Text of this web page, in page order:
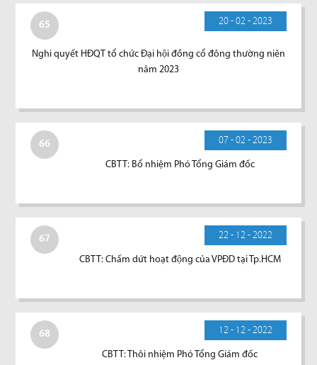
65 20 - 02 - 2023
Nghi quyết HĐQT tổ chức Đại hội đồng cổ đông thường niên
năm 2023
66 07 - 02 - 2023
CBTT: Bổ nhiệm Phó Tổng Giám đốc
67 22 - 12 - 2022
CBTT: Chấm dứt hoạt động của VPĐD tại Tp.HCM
68 12 - 12 - 2022
CBTT: Thôi nhiệm Phó Tổng Giám đốc